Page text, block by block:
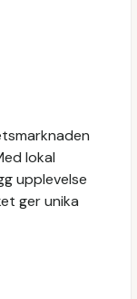
lokal
upplevelse
ger unika